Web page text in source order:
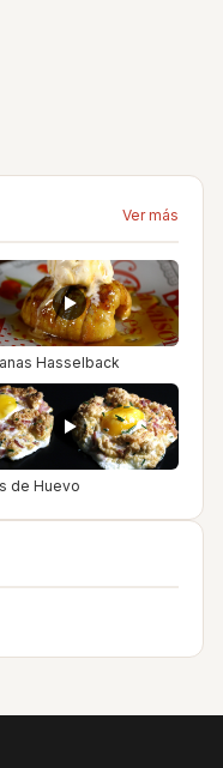
Ver más
Hasselback
de Huevo